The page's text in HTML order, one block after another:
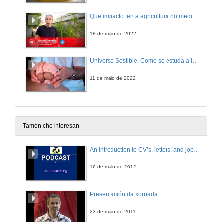
Que impacto ten a agricultura no medioambiente? Botón vermello RTVE á carta
18 de maio de 2022
11 de maio de 2022
Tamén che interesan
An introduction to CV’s, letters, and job searching
16 de maio de 2012
Presentación da xornada
23 de maio de 2011